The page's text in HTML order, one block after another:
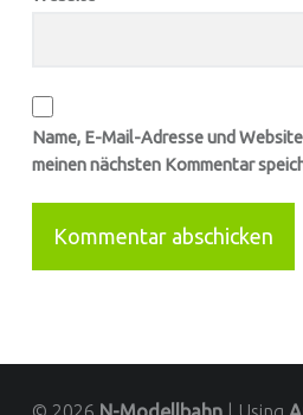
Name, E-Mail-Adresse und
meinen nächsten Kommentar